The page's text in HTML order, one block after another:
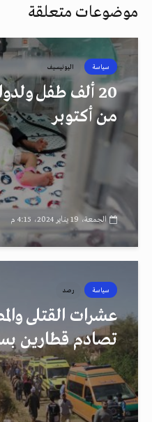
موضوعات متعلقة
سياسة اليونيسيف
20 ألف طفل
من أكتوبر
الجمعة، 19 يناير 2024، 4:15 م
سياسة رصد
عشرات القتلى
تصادم قطارين